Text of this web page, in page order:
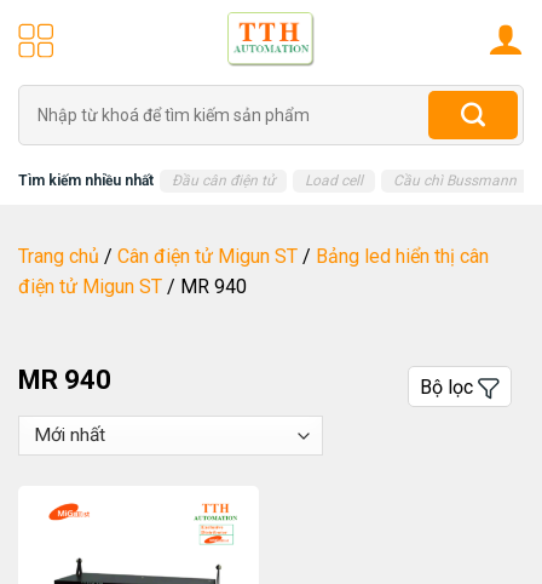
kiếm:
Tìm kiếm nhiều nhất Đầu cân điện tử Load cell Cầu chì Bussmann
Trang chủ / Cân điện tử Migun ST / Bảng led hiển thị cân
điện tử Migun ST / MR 940
MR 940 Bộ lọc